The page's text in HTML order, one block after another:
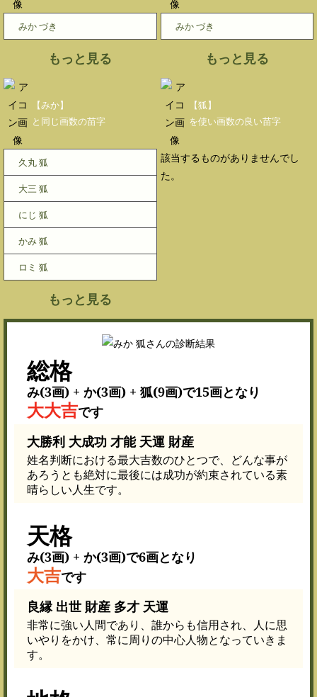
みか づき
もっと見る
みか づき
もっと見る
【みか】
と同じ画数の苗字
久丸 狐
大三 狐
にじ 狐
かみ 狐
ロミ 狐
もっと見る
【狐】
を使い画数の良い苗字
該当するものがありませんでし
た。
総格
み(3画) + か(3画) + 狐(9画)で15画となり
大大吉です
大勝利 大成功 才能 天運 財産
姓名判断における最大吉数のひとつで、どんな事が
あろうとも絶対に最後には成功が約束されている素
晴らしい人生です。
天格
み(3画) + か(3画)で6画となり
大吉です
良縁 出世 財産 多才 天運
非常に強い人間であり、誰からも信用され、人に思
いやりをかけ、常に周りの中心人物となっていきま
す。